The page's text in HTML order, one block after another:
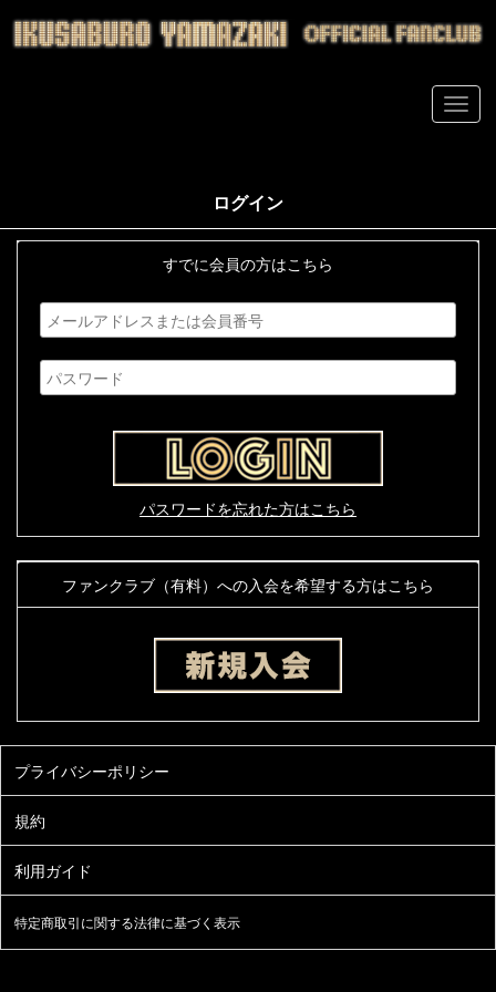
ログイン
すでに会員の方はこちら
パスワードを忘れた方はこちら
ファンクラブ（有料）への入会を希望する方はこちら
特定商取引に関する法律に基づく表示